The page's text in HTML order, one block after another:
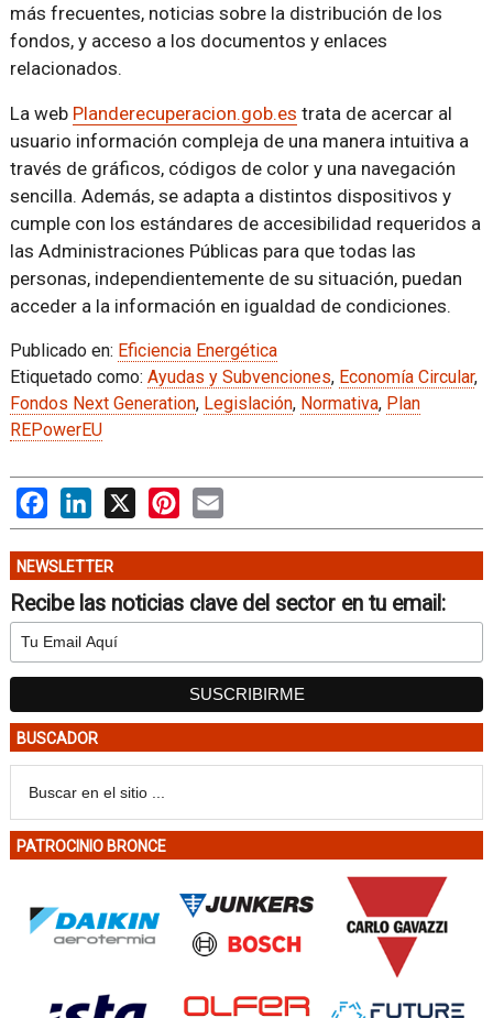
más frecuentes, noticias sobre la distribución de los
fondos, y acceso a los documentos y enlaces
relacionados.
La web Planderecuperacion.gob.es trata de acercar al
usuario información compleja de una manera intuitiva a
través de gráficos, códigos de color y una navegación
sencilla. Además, se adapta a distintos dispositivos y
cumple con los estándares de accesibilidad requeridos a
las Administraciones Públicas para que todas las
personas, independientemente de su situación, puedan
acceder a la información en igualdad de condiciones.
Publicado en: Eficiencia Energética
Etiquetado como: Ayudas y Subvenciones, Economía Circular,
Fondos Next Generation, Legislación, Normativa, Plan
REPowerEU
FacebookLinkedIn
X PinterestEmail
NEWSLETTER
Recibe las noticias clave del sector en tu email:
BUSCADOR
PATROCINIO BRONCE